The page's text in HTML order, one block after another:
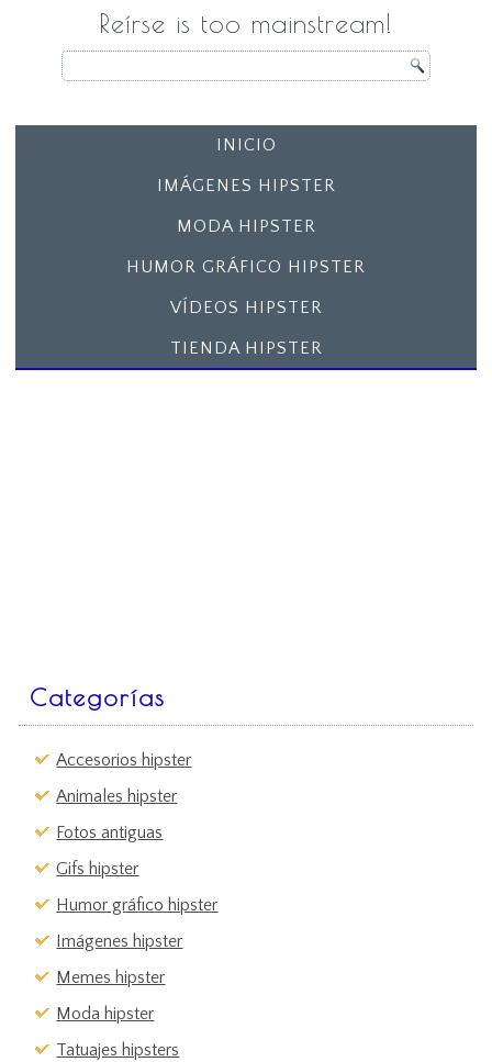
Reírse is too mainstream!
INICIO
IMÁGENES HIPSTER
MODA HIPSTER
HUMOR GRÁFICO HIPSTER
VÍDEOS HIPSTER
TIENDA HIPSTER
Categorías
Accesorios hipster
Animales hipster
Fotos antiguas
Gifs hipster
Humor gráfico hipster
Imágenes hipster
Memes hipster
Moda hipster
Tatuajes hipsters